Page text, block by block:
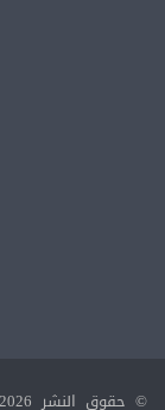
© حقوق النشر 2026، جميع الحقوق محفوظة لصاحب الموقع